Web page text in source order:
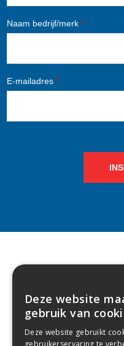
Naam bedrijf/merk *
E-mailadres *
Deze website
gebruik van
Deze website gebruikt
gebruikerservaring te